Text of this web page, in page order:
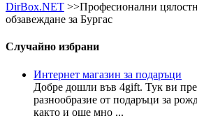
DirBox.NET >>Професионални
обзавеждане за Бургас
Случайно избрани
Интернет магазин за подаръци
Добре дошли във 4gift. Тук ви
разнообразие от подаръци за
както и още мно ...